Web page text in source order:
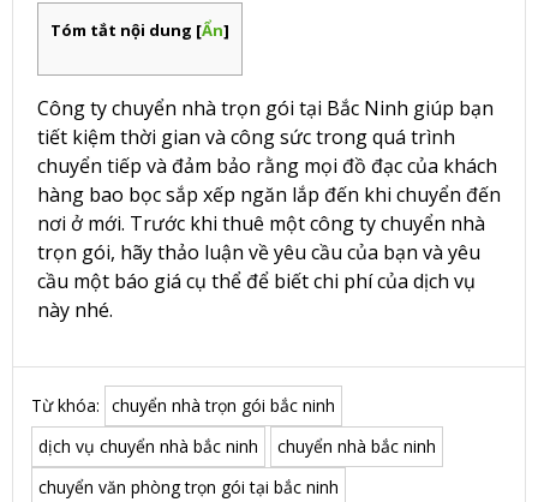
Tóm tắt nội dung [Ẩn]
Công ty chuyển nhà trọn gói tại Bắc Ninh giúp bạn
tiết kiệm thời gian và công sức trong quá trình
chuyển tiếp và đảm bảo rằng mọi đồ đạc của khách
hàng bao bọc sắp xếp ngăn lắp đến khi chuyển đến
nơi ở mới. Trước khi thuê một công ty chuyển nhà
trọn gói, hãy thảo luận về yêu cầu của bạn và yêu
cầu một báo giá cụ thể để biết chi phí của dịch vụ
này nhé.
Từ khóa: chuyển nhà trọn gói bắc ninh
dịch vụ chuyển nhà bắc ninh
chuyển nhà bắc ninh
chuyển văn phòng trọn gói tại bắc ninh